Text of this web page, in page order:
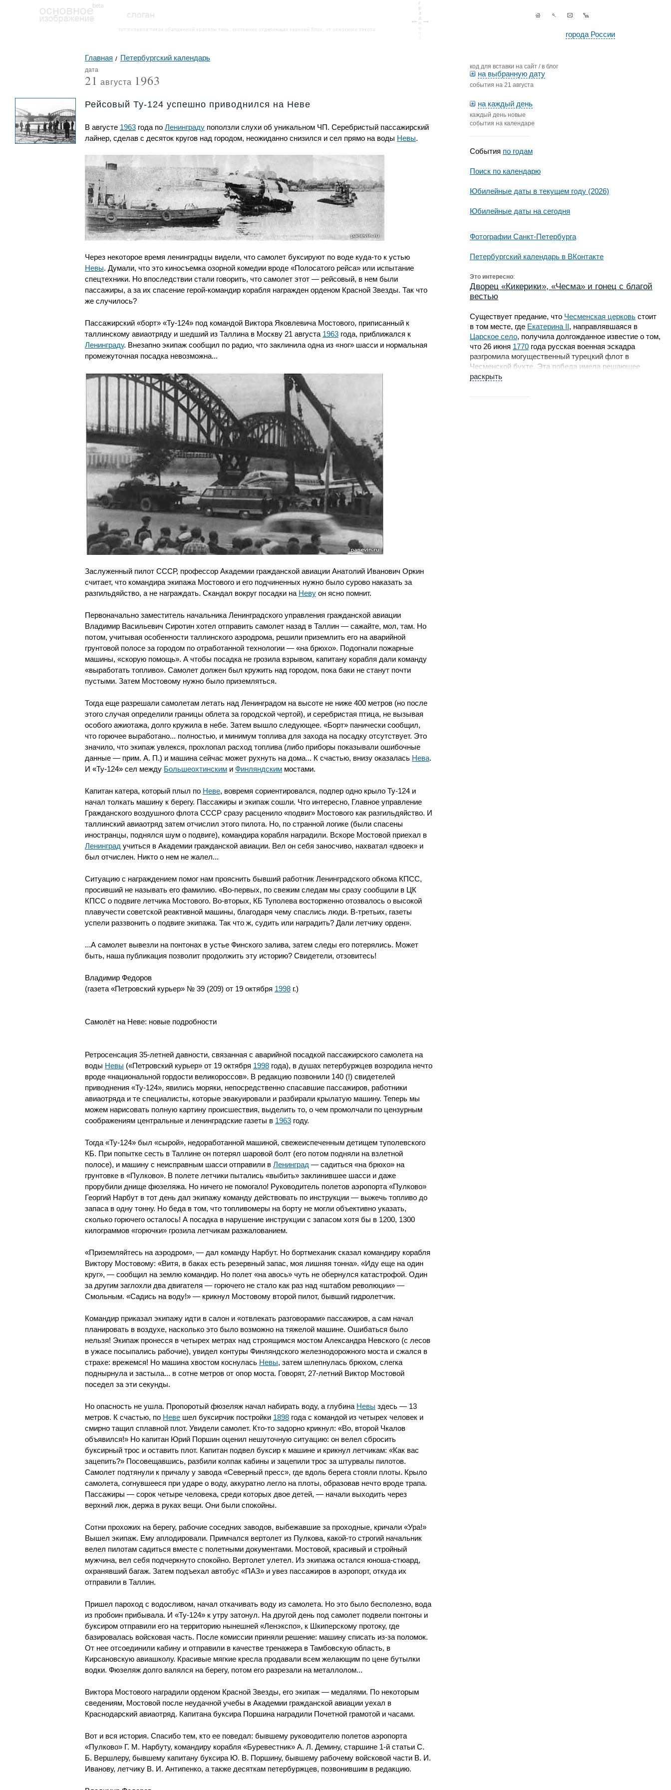
города России
код для вставки на сайт / в блог
на выбранную дату
события на 21 августа
на каждый день
каждый день новые
события на календаре
События по годам
Поиск по календарю
Юбилейные даты в текущем году (2026)
Юбилейные даты на сегодня
Фотографии Санкт-Петербурга
Петербургский календарь в ВКонтакте
Это интересно:
Дворец «Кикерики», «Чесма» и гонец с благой
вестью
Существует предание, что Чесменская церковьстоит
в том месте, где Екатерина II, направлявшаяся в
Царское село, получила долгожданное известие о том,
что 26 июня 1770года русская военная эскадра
разгромила могущественный турецкий флот в
Чесменской бухте. Эта победа имела решающее
значение для всей русско-турецкой войны
встречи с посланцем, принесшим радостную весть,
раскрыть
Главная Петербургский календарь
дата
21 августа 1963
Рейсовый Ту-124 успешно приводнился на Неве
В августе 1963 года по Ленинграду поползли слухи об уникальном ЧП. Серебристый пассажирский
лайнер, сделав с десяток кругов над городом, неожиданно снизился и сел прямо на воды Невы.
Через некоторое время ленинградцы видели, что самолет буксируют по воде куда-то к устью
Невы. Думали, что это киносъемка озорной комедии вроде «Полосатого рейса» или испытание
спецтехники. Но впоследствии стали говорить, что самолет этот — рейсовый, в нем были
пассажиры, а за их спасение герой-командир корабля награжден орденом Красной Звезды. Так что
же случилось?
Пассажирский «борт» «Ту-124» под командой Виктора Яковлевича Мостового, приписанный к
таллинскому авиаотряду и шедший из Таллина в Москву 21 августа 1963 года, приближался к
Ленинграду. Внезапно экипаж сообщил по радио, что заклинила одна из «ног» шасси и нормальная
промежуточная посадка невозможна...
Заслуженный пилот СССР, профессор Академии гражданской авиации Анатолий Иванович Оркин
считает, что командира экипажа Мостового и его подчиненных нужно было сурово наказать за
разгильдяйство, а не награждать. Скандал вокруг посадки на Неву он ясно помнит.
Первоначально заместитель начальника Ленинградского управления гражданской авиации
Владимир Васильевич Сиротин хотел отправить самолет назад в Таллин — сажайте, мол, там. Но
потом, учитывая особенности таллинского аэродрома, решили приземлить его на аварийной
грунтовой полосе за городом по отработанной технологии — «на брюхо». Подогнали пожарные
машины, «скорую помощь». А чтобы посадка не грозила взрывом, капитану корабля дали команду
«выработать топливо». Самолет должен был кружить над городом, пока баки не станут почти
пустыми. Затем Мостовому нужно было приземляться.
Тогда еще разрешали самолетам летать над Ленинградом на высоте не ниже 400 метров (но после
этого случая определили границы облета за городской чертой), и серебристая птица, не вызывая
особого ажиотажа, долго кружила в небе. Затем вышло следующее. «Борт» панически сообщил,
что горючее выработано... полностью, и минимум топлива для захода на посадку отсутствует. Это
значило, что экипаж увлекся, прохлопал расход топлива (либо приборы показывали ошибочные
данные — прим. А. П.) и машина сейчас может рухнуть на дома... К счастью, внизу оказалась Нева.
И «Ту-124» сел между Большеохтинским и Финляндским мостами.
Капитан катера, который плыл по Неве, вовремя сориентировался, подпер одно крыло Ту-124 и
начал толкать машину к берегу. Пассажиры и экипаж сошли. Что интересно, Главное управление
Гражданского воздушного флота СССР сразу расценило «подвиг» Мостового как разгильдяйство. И
таллинский авиаотряд затем отчислил этого пилота. Но, по странной логике (были спасены
иностранцы, поднялся шум о подвиге), командира корабля наградили. Вскоре Мостовой приехал в
Ленинград учиться в Академии гражданской авиации. Вел он себя заносчиво, нахватал «двоек» и
был отчислен. Никто о нем не жалел...
Ситуацию с награждением помог нам прояснить бывший работник Ленинградского обкома КПСС,
просивший не называть его фамилию. «Во-первых, по свежим следам мы сразу сообщили в ЦК
КПСС о подвиге летчика Мостового. Во-вторых, КБ Туполева восторженно отозвалось о высокой
плавучести советской реактивной машины, благодаря чему спаслись люди. В-третьих, газеты
успели раззвонить о подвиге экипажа. Так что ж, судить или наградить? Дали летчику орден».
...А самолет вывезли на понтонах в устье Финского залива, затем следы его потерялись. Может
быть, наша публикация позволит продолжить эту историю? Свидетели, отзовитесь!
Владимир Федоров
(газета «Петровский курьер» № 39 (209) от 19 октября 1998 г.)
Самолёт на Неве: новые подробности
Ретросенсация 35-летней давности, связанная с аварийной посадкой пассажирского самолета на
воды Невы («Петровский курьер» от 19 октября 1998 года), в душах петербуржцев возродила нечто
вроде «национальной гордости великороссов». В редакцию позвонили 140 (!) свидетелей
приводнения «Ту-124», явились моряки, непосредственно спасавшие пассажиров, работники
авиаотряда и те специалисты, которые эвакуировали и разбирали крылатую машину. Теперь мы
можем нарисовать полную картину происшествия, выделить то, о чем промолчали по цензурным
соображениям центральные и ленинградские газеты в 1963 году.
Тогда «Ту-124» был «сырой», недоработанной машиной, свежеиспеченным детищем туполевского
КБ. При попытке сесть в Таллине он потерял шаровой болт (его потом подняли на взлетной
полосе), и машину с неисправным шасси отправили в Ленинград — садиться «на брюхо» на
грунтовке в «Пулково». В полете летчики пытались «выбить» заклинившее шасси и даже
прорубили днище фюзеляжа. Но ничего не помогало! Руководитель полетов аэропорта «Пулково»
Георгий Нарбут в тот день дал экипажу команду действовать по инструкции — выжечь топливо до
запаса в одну тонну. Но беда в том, что топливомеры на борту не могли объективно указать,
сколько горючего осталось! А посадка в нарушение инструкции с запасом хотя бы в 1200, 1300
килограммов «горючки» грозила летчикам разжалованием.
«Приземляйтесь на аэродром», — дал команду Нарбут. Но бортмеханик сказал командиру корабля
Виктору Мостовому: «Витя, в баках есть резервный запас, моя лишняя тонна». «Иду еще на один
круг», — сообщил на землю командир. Но полет «на авось» чуть не обернулся катастрофой. Один
за другим заглохли два двигателя — горючего не стало как раз над «штабом революции» —
Смольным. «Садись на воду!» — крикнул Мостовому второй пилот, бывший гидролетчик.
Командир приказал экипажу идти в салон и «отвлекать разговорами» пассажиров, а сам начал
планировать в воздухе, насколько это было возможно на тяжелой машине. Ошибаться было
нельзя! Экипаж пронесся в четырех метрах над строящимся мостом Александра Невского (с лесов
в ужасе посыпались рабочие), увидел контуры Финляндского железнодорожного моста и сжался в
страхе: врежемся! Но машина хвостом коснулась Невы, затем шлепнулась брюхом, слегка
поднырнула и застыла... в сотне метров от опор моста. Говорят, 27-летний Виктор Мостовой
поседел за эти секунды.
Но опасность не ушла. Пропоротый фюзеляж начал набирать воду, а глубина Невы здесь — 13
метров. К счастью, по Неве шел буксирчик постройки 1898 года с командой из четырех человек и
смирно тащил сплавной плот. Увидели самолет. Кто-то задорно крикнул: «Во, второй Чкалов
объявился!» Но капитан Юрий Поршин оценил нешуточную ситуацию: он велел сбросить
буксирный трос и оставить плот. Капитан подвел буксир к машине и крикнул летчикам: «Как вас
зацепить?» Посовещавшись, разбили колпак кабины и зацепили трос за штурвалы пилотов.
Самолет подтянули к причалу у завода «Северный пресс», где вдоль берега стояли плоты. Крыло
самолета, согнувшееся при ударе о воду, аккуратно легло на плоты, образовав нечто вроде трапа.
Пассажиры — сорок четыре человека, среди которых двое детей, — начали выходить через
верхний люк, держа в руках вещи. Они были спокойны.
Сотни прохожих на берегу, рабочие соседних заводов, выбежавшие за проходные, кричали «Ура!»
Вышел экипаж. Ему аплодировали. Примчался вертолет из Пулкова, какой-то строгий начальник
велел пилотам садиться вместе с полетными документами. Мостовой, красивый и стройный
мужчина, вел себя подчеркнуто спокойно. Вертолет улетел. Из экипажа остался юноша-стюард,
охранявший багаж. Затем подъехал автобус «ПАЗ» и увез пассажиров в аэропорт, откуда их
отправили в Таллин.
Пришел пароход с водосливом, начал откачивать воду из самолета. Но это было бесполезно, вода
из пробоин прибывала. И «Ту-124» к утру затонул. На другой день под самолет подвели понтоны и
буксиром отправили его на территорию нынешней «Ленэкспо», к Шкиперскому протоку, где
базировалась войсковая часть. После комиссии приняли решение: машину списать из-за поломок.
От нее отсоединили кабину и отправили в качестве тренажера в Тамбовскую область, в
Кирсановскую авиашколу. Красивые мягкие кресла продавали всем желающим по цене бутылки
водки. Фюзеляж долго валялся на берегу, потом его разрезали на металлолом...
Виктора Мостового наградили орденом Красной Звезды, его экипаж — медалями. По некоторым
сведениям, Мостовой после неудачной учебы в Академии гражданской авиации уехал в
Краснодарский авиаотряд. Капитана буксира Поршина наградили Почетной грамотой и часами.
Вот и вся история. Спасибо тем, кто ее поведал: бывшему руководителю полетов аэропорта
«Пулково» Г. М. Нарбуту, командиру корабля «Буревестник» А. Л. Демину, старшине 1-й статьи С.
Б. Вершлеру, бывшему капитану буксира Ю. В. Поршину, бывшему рабочему войсковой части В. И.
Иванову, летчику В. И. Антипенко, а также десяткам петербуржцев, позвонившим в редакцию.